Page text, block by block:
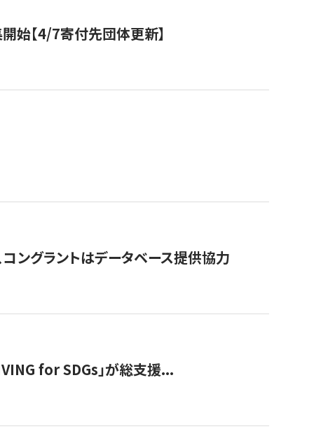
始【4/7寄付先団体更新】
ングラントはデータベース提供協力
for SDGs」が総支援...